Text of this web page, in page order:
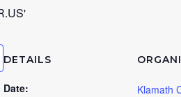
DETAILS
Date:
Klamath